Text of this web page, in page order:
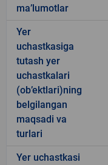
ma’lumotlar
Yer
uchastkasiga
tutash yer
uchastkalari
(ob’ektlari)ning
belgilangan
maqsadi va
turlari
Yer uchastkasi